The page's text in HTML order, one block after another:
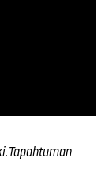
Tapahtuman